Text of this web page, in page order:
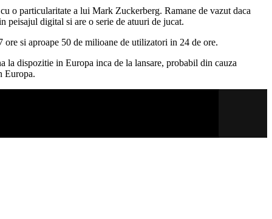
o particularitate a lui Mark Zuckerberg. Ramane de vazut daca
peisajul digital si are o serie de atuuri de jucat.
si aproape 50 de milioane de utilizatori in 24 de ore.
la dispozitie in Europa inca de la lansare, probabil din cauza
Europa.